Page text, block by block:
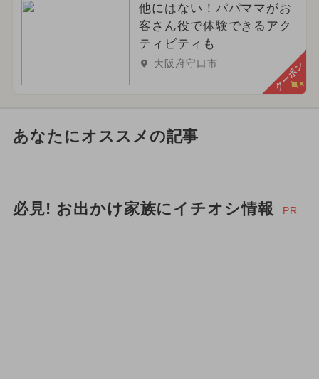
他にはない！パパママがお
客さん役で体験できるアク
ティビティも
大阪府守口市 クーポン
あなたにオススメの記事
必見! お出かけ家族にイチオシ情報 PR